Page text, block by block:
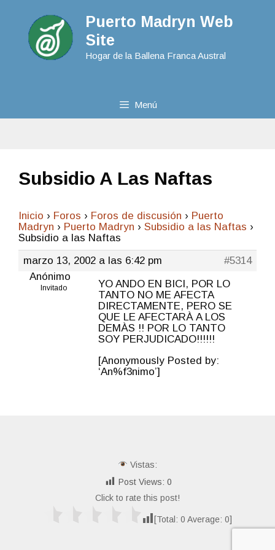
Puerto Madryn Web
Site
Hogar de la Ballena Franca Austral
Menú
Subsidio A Las Naftas
Inicio › Foros › Foros de discusión › Puerto
Madryn › Puerto Madryn › Subsidio a las Naftas ›
Subsidio a las Naftas
marzo 13, 2002 a las 6:42 pm
#5314
Anónimo
Invitado
YO ANDO EN BICI, POR LO
TANTO NO ME AFECTA
DIRECTAMENTE, PERO SE
QUE LE AFECTARÀ A LOS
DEMÀS !! POR LO TANTO
SOY PERJUDICADO!!!!!!
[Anonymously Posted by:
‘An%f3nimo’]
Vistas:
Post Views: 0
Click to rate this post!
[Total: 0 Average: 0]